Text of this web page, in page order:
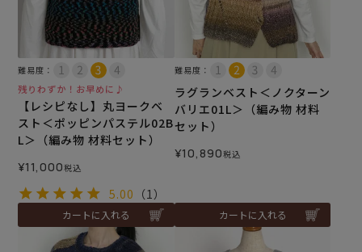
難易度：
残りわずか！お早めに♪
【レシピなし】丸ヨークベ
スト＜ポッピンパステル02B
L＞（編み物 材料セット）
¥11,000税込
5.00 （1）
カートに入れる
難易度：
ラグランベスト＜ノクターン
バリエ01L＞（編み物 材料
セット）
¥10,890税込
カートに入れる